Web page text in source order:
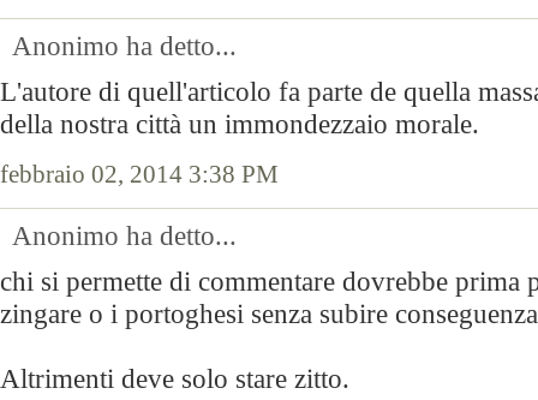
Anonimo ha detto...
L'autore di quell'articolo fa parte de quella
della nostra città un immondezzaio morale.
febbraio 02, 2014 3:38 PM
Anonimo ha detto...
chi si permette di commentare dovrebbe prima
zingare o i portoghesi senza subire
Altrimenti deve solo stare zitto.